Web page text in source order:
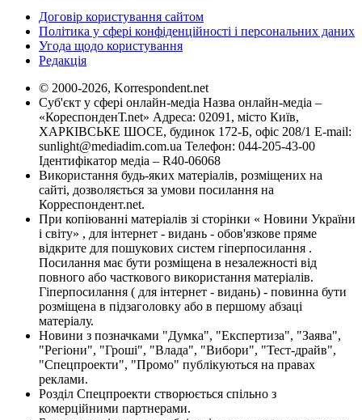
Договір користування сайтом
Політика у сфері конфіденційності і персональних даних
Угода щодо користування
Редакція
© 2000-2026, Korrespondent.net
Суб'єкт у сфері онлайн-медіа Назва онлайн-медіа –
«КореспонденТ.net» Адреса: 02091, місто Київ,
ХАРКІВСЬКЕ ШОСЕ, будинок 172-Б, офіс 208/1 E-mail:
sunlight@mediadim.com.ua Телефон: 044-205-43-00
Ідентифікатор медіа – R40-06068
Використання будь-яких матеріалів, розміщених на
сайті, дозволяється за умови посилання на
Корреспондент.net.
При копіюванні матеріалів зі сторінки « Новини України
і світу» , для інтернет - видань - обов'язкове пряме
відкрите для пошукових систем гіперпосилання .
Посилання має бути розміщена в незалежності від
повного або часткового використання матеріалів.
Гіперпосилання ( для інтернет - видань) - повинна бути
розміщена в підзаголовку або в першому абзаці
матеріалу.
Новини з позначками "Думка", "Експертиза", "Заява",
"Регіони", "Гроші", "Влада", "Вибори", "Тест-драйв",
"Спецпроекти", "Промо" публікуються на правах
реклами.
Розділ Спецпроекти створюється спільно з
комерційними партнерами.